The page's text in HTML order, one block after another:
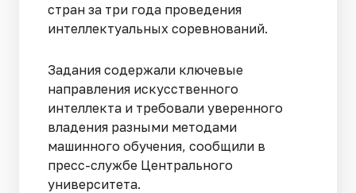
стран за три года проведения
интеллектуальных соревнований.
Задания содержали ключевые
направления искусственного
интеллекта и требовали уверенного
владения разными методами
машинного обучения, сообщили в
пресс-службе Центрального
университета.